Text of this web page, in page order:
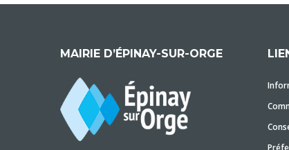
MAIRIE D’ÉPINAY-SUR-ORGE